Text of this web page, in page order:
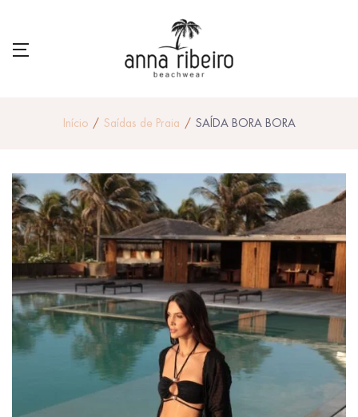
Início Saídas de Praia SAÍDA BORA BORA